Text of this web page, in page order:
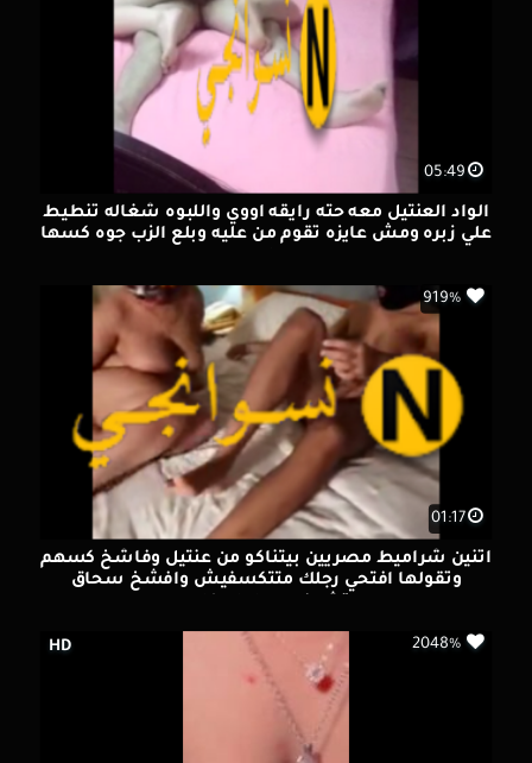
05:49
الواد العنتيل معه حته رايقه اووي واللبوه شغاله تنطيط
علي زبره ومش عايزه تقوم من عليه وبلع الزب جوه كسها
01:17
919%
اتنين شراميط مصريين بيتناكو من عنتيل وفاشخ كسهم
وتقولها افتحي رجلك متتكسفيش وافشخ سحاق
HD 2048%